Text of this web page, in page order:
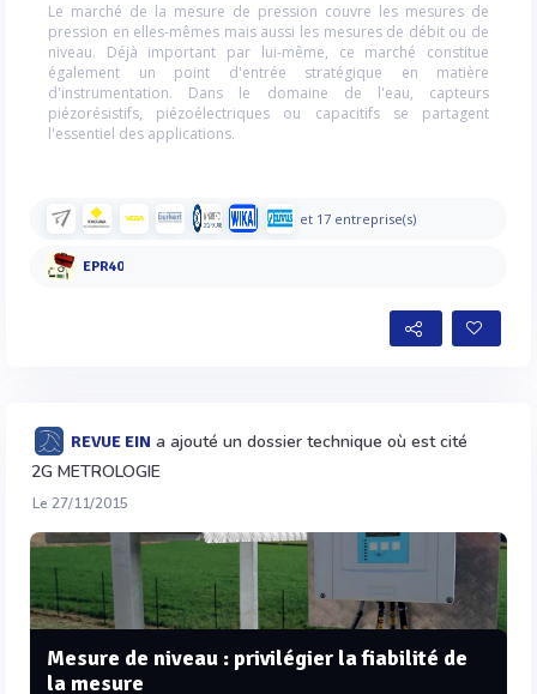
Le marché de la mesure de pression couvre les mesures de
pression en elles-mêmes mais aussi les mesures de débit ou de
niveau. Déjà important par lui-même, ce marché constitue
également un point d'entrée stratégique en matière
d'instrumentation. Dans le domaine de l'eau, capteurs
piézorésistifs, piézoélectriques ou capacitifs se partagent
l'essentiel des applications.
et 17 entreprise(s)
EPR40
REVUE EIN a ajouté un dossier technique où est cité
2G METROLOGIE
Le 27/11/2015
Mesure de niveau : privilégier la fiabilité de
la mesure